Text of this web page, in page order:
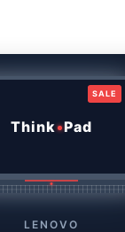
Think Pad
SALE
LENOVO